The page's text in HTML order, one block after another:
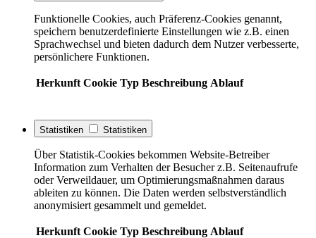
Funktionelle Cookies, auch Präferenz-Cookies genannt,
speichern benutzerdefinierte Einstellungen wie z.B. einen
Sprachwechsel und bieten dadurch dem Nutzer verbesserte,
persönlichere Funktionen.
Herkunft Cookie Typ Beschreibung Ablauf
Statistiken Statistiken
Über Statistik-Cookies bekommen Website-Betreiber
Information zum Verhalten der Besucher z.B. Seitenaufrufe
oder Verweildauer, um Optimierungsmaßnahmen daraus
ableiten zu können. Die Daten werden selbstverständlich
anonymisiert gesammelt und gemeldet.
Herkunft Cookie Typ Beschreibung Ablauf